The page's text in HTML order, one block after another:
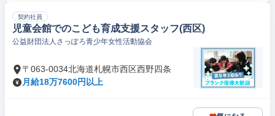
契約社員
児童会館でのこども育成支援スタッフ(西区)
公益財団法人さっぽろ青少年女性活動協会
〒063-0034北海道札幌市西区西野四条
月給18万7600円以上